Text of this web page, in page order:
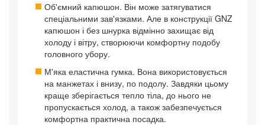
Об'ємний капюшон. Він може затягуватися
спеціальними зав'язками. Але в конструкції GNZ
капюшон і без шнурка відмінно захищає від
холоду і вітру, створюючи комфортну подобу
головного убору.
М'яка еластична гумка. Вона використовується
на манжетах і внизу, по подолу. Завдяки цьому
краще зберігається тепло тіла, до нього не
пропускається холод, а також забезпечується
комфортна практична посадка.